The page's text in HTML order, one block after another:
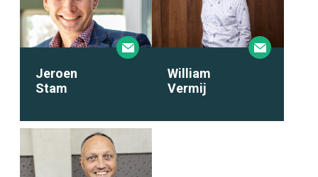
Jeroen
Stam
William
Vermij